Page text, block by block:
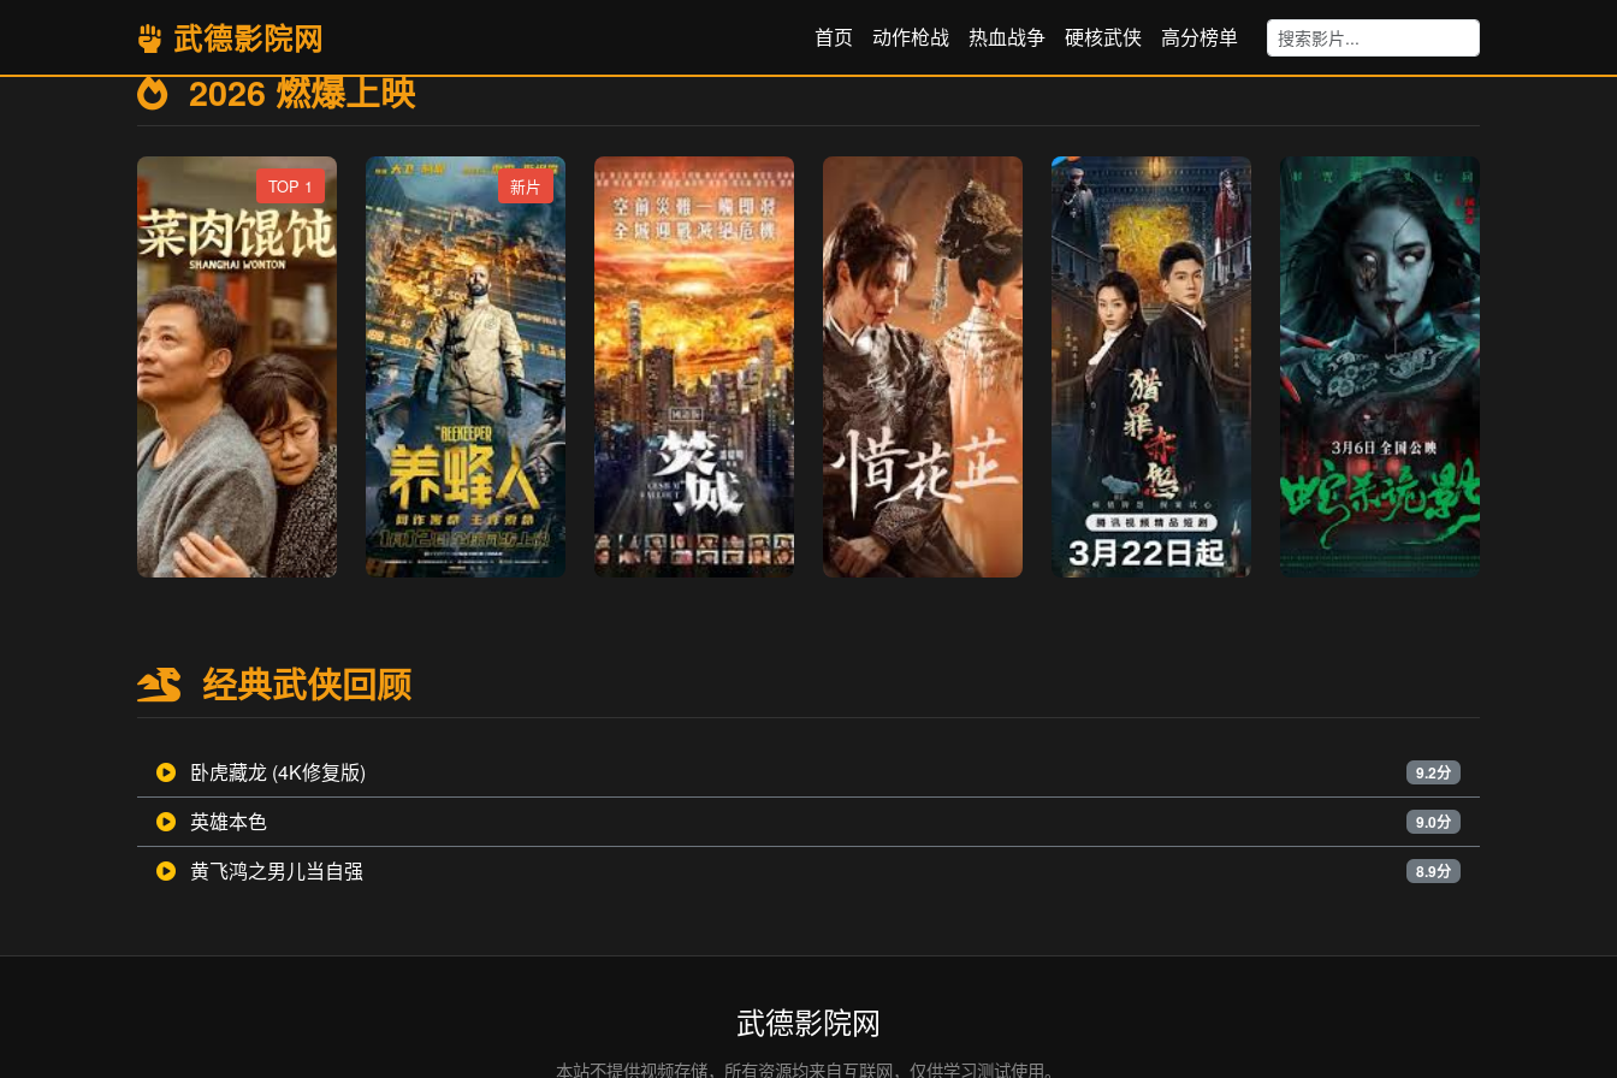
武德影院网 首页 动作枪战 热血战争 硬核武侠 高分榜单
2026 燃爆上映
TOP 1 新片
经典武侠回顾
卧虎藏龙 (4K修复版) 9.2分
英雄本色 9.0分
黄飞鸿之男儿当自强 8.9分
武德影院网
本站不提供视频存储，所有资源均来自互联网，仅供学习测试使用。